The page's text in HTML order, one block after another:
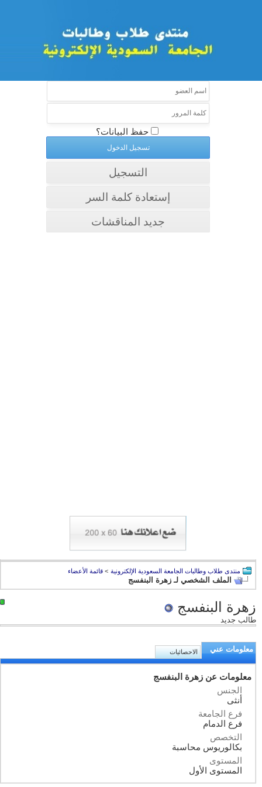
حفظ البيانات؟
التسجيل
إستعادة كلمة السر
جديد المناقشات
منتدى طلاب وطالبات الجامعة السعودية الإلكترونية > قائمة الأعضاء
الملف الشخصي لـ زهرة البنفسج
زهرة البنفسج
طالب جديد
معلومات عني الاحصائيات
معلومات عن زهرة البنفسج
الجنس
أنثى
فرع الجامعة
فرع الدمام
التخصص
بكالوريوس محاسبة
المستوى
المستوى الأول